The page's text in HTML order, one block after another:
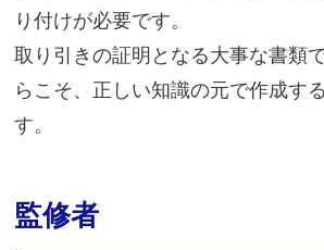
り付けが必要です。
取り引きの証明となる大事な書類
らこそ、正しい知識の元で作成す
す。
監修者